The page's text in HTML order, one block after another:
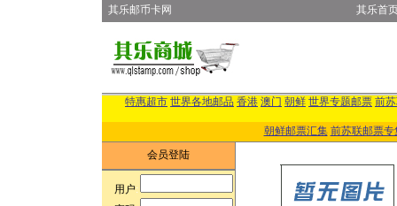
其乐邮币卡网 其乐首
特惠超市 世界各地邮品 香港 澳门 朝鲜 世界专题邮票 前
朝鲜邮票汇集 前苏联邮票专
会员登陆
用户: